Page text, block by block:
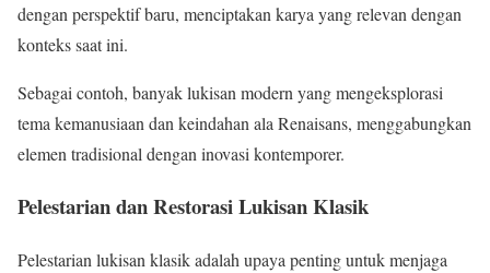
dengan perspektif baru, menciptakan karya yang relevan dengan
konteks saat ini.
Sebagai contoh, banyak lukisan modern yang mengeksplorasi
tema kemanusiaan dan keindahan ala Renaisans, menggabungkan
elemen tradisional dengan inovasi kontemporer.
Pelestarian dan Restorasi Lukisan Klasik
Pelestarian lukisan klasik adalah upaya penting untuk menjaga